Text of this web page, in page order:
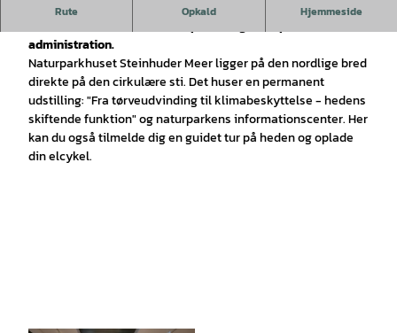
Rute Opkald Hjemmeside
Bygningen huser udstillingen om naturparken, et
administration.
Naturparkhuset Steinhuder Meer ligger på den nordlige bred
direkte på den cirkulære sti. Det huser en permanent
udstilling: "Fra tørveudvinding til klimabeskyttelse - hedens
skiftende funktion" og naturparkens informationscenter. Her
kan du også tilmelde dig en guidet tur på heden og oplade
din elcykel.